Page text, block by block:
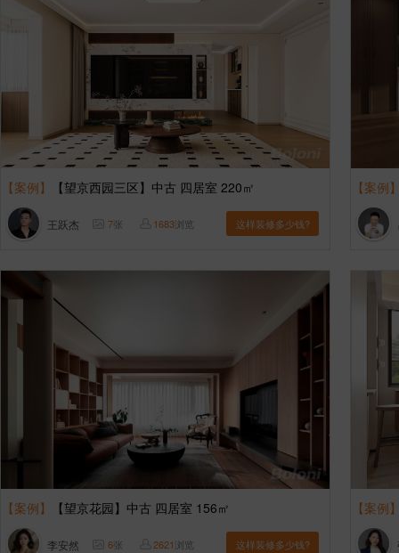
【案例】 【望京西园三区】中古 四居室 220㎡
王跃杰 7张 1683浏览 这样装修多少钱?
【案例
【案例】 【望京花园】中古 四居室 156㎡
李安然 6张 2621浏览 这样装修多少钱?
【案例